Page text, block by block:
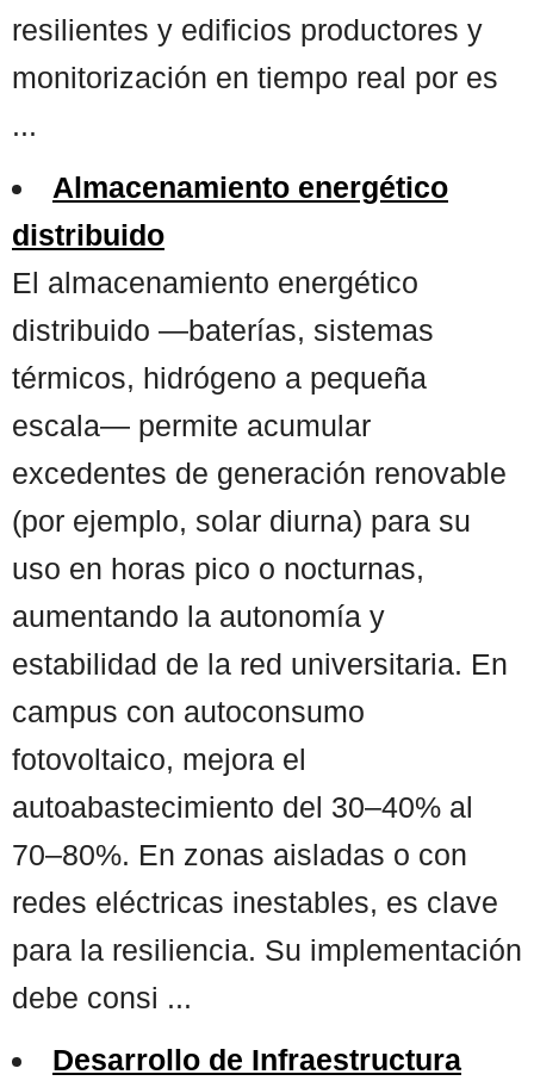
resilientes y edificios productores y
monitorización en tiempo real por es
...
Almacenamiento energético
distribuido
El almacenamiento energético
distribuido —baterías, sistemas
térmicos, hidrógeno a pequeña
escala— permite acumular
excedentes de generación renovable
(por ejemplo, solar diurna) para su
uso en horas pico o nocturnas,
aumentando la autonomía y
estabilidad de la red universitaria. En
campus con autoconsumo
fotovoltaico, mejora el
autoabastecimiento del 30–40% al
70–80%. En zonas aisladas o con
redes eléctricas inestables, es clave
para la resiliencia. Su implementación
debe consi ...
Desarrollo de Infraestructura